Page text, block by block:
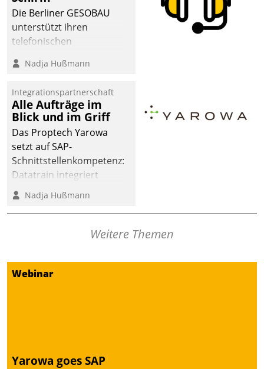
dafür ein Team
bestehend aus
Wohnungsunternehmen
und PropTech.
Die Berliner GESOBAU
unterstützt ihren
telefonischen
digitalen Cockpit, das
passende Fragen und
Schlagworte auswirft.
Eine intuitive
Dialogführung ermöglicht
dem externen
Serviceteam, Anrufe von
Mietenden zügiger und
effizienter zu bearbeiten.
Nadja Hußmann
Integrationspartnerschaft
Alle Aufträge im
Blick und im Griff
Das Proptech Yarowa
setzt auf SAP-
Schnittstellenkompetenz:
Datatrain integriert
Yarowas Portal zur
Vergabe und Verwaltung
von Aufträgen der
SAP-Systemlandschaft
deutscher
Nadja Hußmann
Weitere Themen
Webinar
Yarowa goes SAP